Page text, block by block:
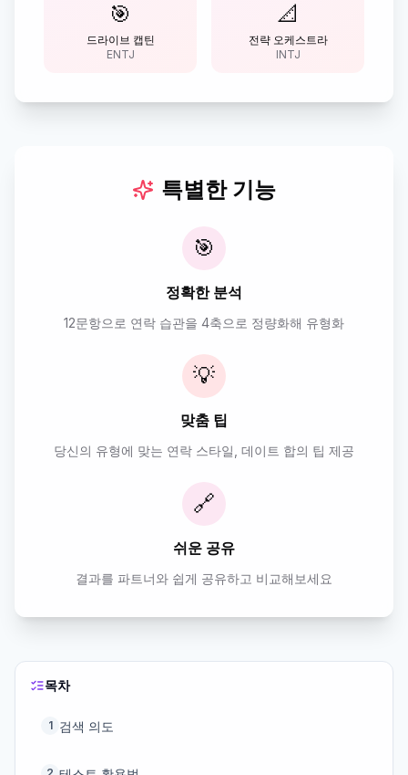
🎯
드라이브 캡틴
ENTJ
📐
전략 오케스트라
INTJ
특별한 기능
🎯
정확한 분석
12문항으로 연락 습관을 4축으로 정량화해 유형화
💡
맞춤 팁
당신의 유형에 맞는 연락 스타일, 데이트 합의 팁 제공
🔗
쉬운 공유
결과를 파트너와 쉽게 공유하고 비교해보세요
목차
1 검색 의도